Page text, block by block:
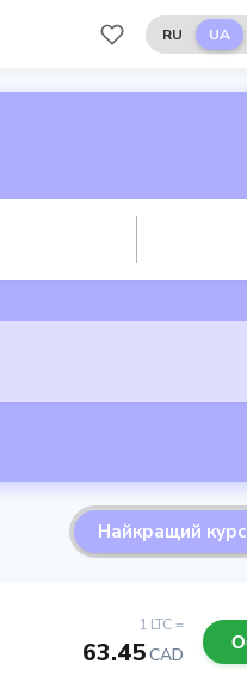
RU UA
Найкращий курс
1 LTC =
63.45CAD